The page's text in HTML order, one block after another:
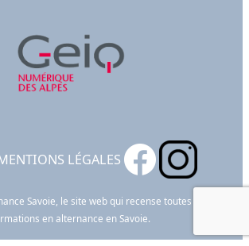
LÉGALES
Savoie, le site web qui recense toutes les
en alternance en Savoie.